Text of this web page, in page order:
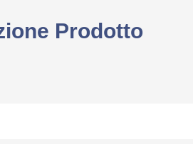
Prodotto